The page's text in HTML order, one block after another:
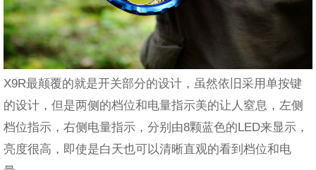
X9R最颠覆的就是开关部分的设计，虽然依旧采用单按键
的设计，但是两侧的档位和电量指示美的让人窒息，左侧
档位指示，右侧电量指示，分别由8颗蓝色的LED来显示，
亮度很高，即使是白天也可以清晰直观的看到档位和电